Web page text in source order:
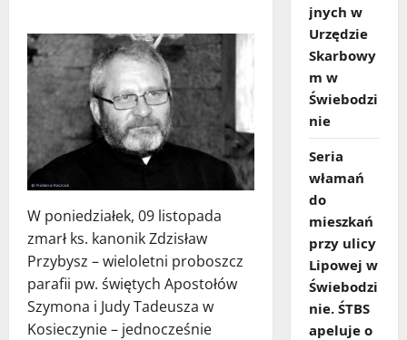
W poniedziałek, 09 listopada
zmarł ks. kanonik Zdzisław
Przybysz – wieloletni proboszcz
parafii pw. świętych Apostołów
Szymona i Judy Tadeusza w
Kosieczynie – jednocześnie
jnych w
Urzędzie
Skarbowy
m w
Świebodzi
nie
Seria
włamań
do
mieszkań
przy ulicy
Lipowej w
Świebodzi
nie. ŚTBS
apeluje o